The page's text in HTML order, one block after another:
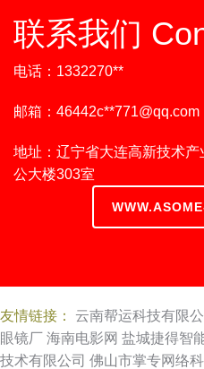
联系我们
电话：1332270**
邮箱：46442c**771@qq.com
地址：辽宁省大连高新技术
公大楼303室
友情链接： 云南帮运科技有限公
眼镜厂 海南电影网 盐城捷得智
技术有限公司 佛山市掌专网络